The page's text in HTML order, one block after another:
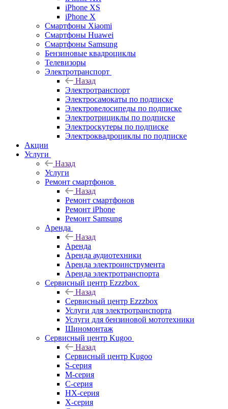
iPhone XS
iPhone X
Смартфоны Xiaomi
Смартфоны Huawei
Смартфоны Samsung
Бензиновые квадроциклы
Телевизоры
Электротранспорт
Назад
Электротранспорт
Электросамокаты по подписке
Электровелосипеды по подписке
Электротрициклы по подписке
Электроскутеры по подписке
Электроквадроциклы по подписке
Акции
Услуги
Назад
Услуги
Ремонт смартфонов
Назад
Ремонт смартфонов
Ремонт iPhone
Ремонт Samsung
Аренда
Назад
Аренда
Аренда аудиотехники
Аренда электроинструмента
Аренда электротранспорта
Сервисный центр Ezzzbox
Назад
Сервисный центр Ezzzbox
Услуги для электротранспорта
Услуги для бензиновой мототехники
Шиномонтаж
Сервисный центр Kugoo
Назад
Сервисный центр Kugoo
S-cерия
M-серия
С-серия
HX-серия
X-серия